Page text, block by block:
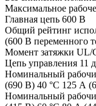
Максимальное
Главная цепь 600 В
Общий рейтинг
(600 В переменного
Момент затяжки UL/
Цепь управления 11
Номинальный
(690 В) 40 °C 125 А
Номинальный